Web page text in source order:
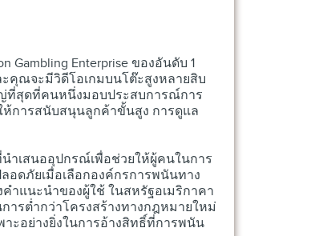
Enterprise ของอันดับ 1
ะคุณจะมีวิดีโอเกมบนโต๊ะสูงหลายสิบ
ที่สุดที่คนหนึ่งมอบประสบการณ์การ
ห้การสนับสนุนลูกค้าขั้นสูง การดูแล
ำเสนออุปกรณ์เพื่อช่วยให้ผู้คนในการ
ดภัยเมื่อเลือกองค์กรการพนันทาง
ำแนะนำของผู้ใช้ ในสหรัฐอเมริกาคา
การต่ำกว่าโครงสร้างทางกฎหมายใหม่
ะอย่างยิ่งในการอ้างสิทธิ์ที่การพนัน